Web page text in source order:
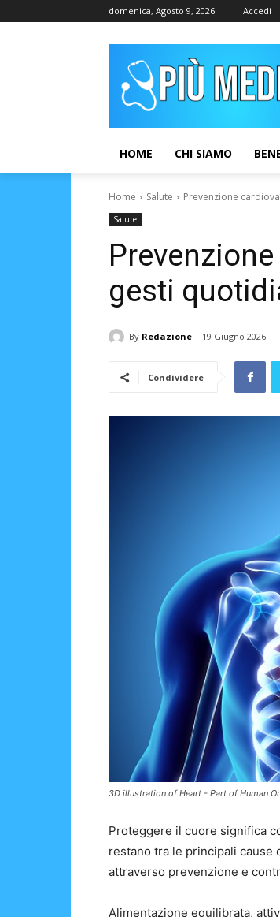
domenica, Agosto 9, 2026 Accedi
HOME CHI SIAMO
Home Salute Prevenzione
Salute
gesti
By Redazione 19 Giugno 2026
Condividere
3D illustration of Heart - Part of Human
Proteggere il cuore significa
restano tra le principali
attraverso prevenzione e
Alimentazione equilibrata,